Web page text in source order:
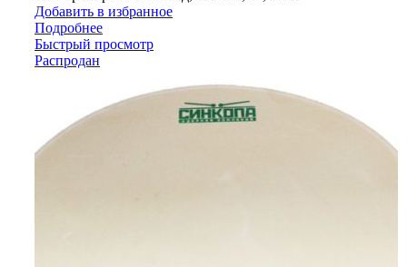
Добавить в избранное
Подробнее
Быстрый просмотр
Распродан